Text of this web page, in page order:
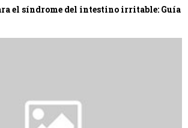
el síndrome del intestino irritable: Guía